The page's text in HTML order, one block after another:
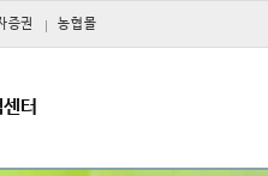
증권 농협몰
터